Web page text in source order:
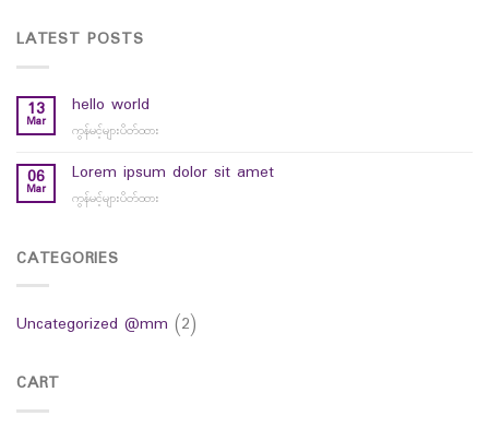
LATEST POSTS
13
Mar
hello world
ကွန်မင့်များပိတ်ထား
world
06
Mar
Lorem ipsum dolor sit amet
ကွန်မင့်များပိတ်ထား
CATEGORIES
Uncategorized @mm (2)
CART